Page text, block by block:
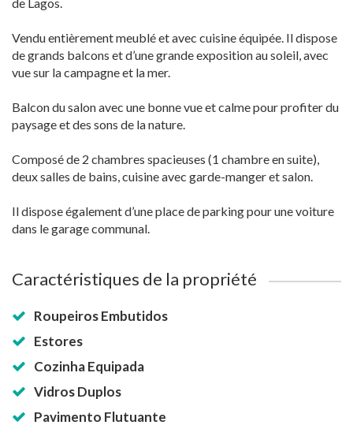
Vendu entièrement meublé et avec cuisine équipée. Il dispose
de grands balcons et d’une grande exposition au soleil, avec
vue sur la campagne et la mer.
Balcon du salon avec une bonne vue et calme pour profiter du
paysage et des sons de la nature.
Composé de 2 chambres spacieuses (1 chambre en suite),
deux salles de bains, cuisine avec garde-manger et salon.
Il dispose également d’une place de parking pour une voiture
dans le garage communal.
Caractéristiques de la propriété
Roupeiros Embutidos
Estores
Cozinha Equipada
Vidros Duplos
Pavimento Flutuante